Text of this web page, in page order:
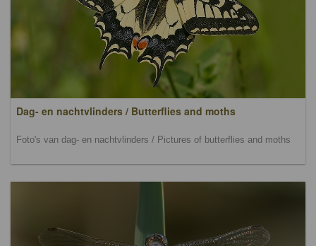
Dag- en nachtvlinders / Butterflies and moths
Foto's van dag- en nachtvlinders / Pictures of butterflies and moths